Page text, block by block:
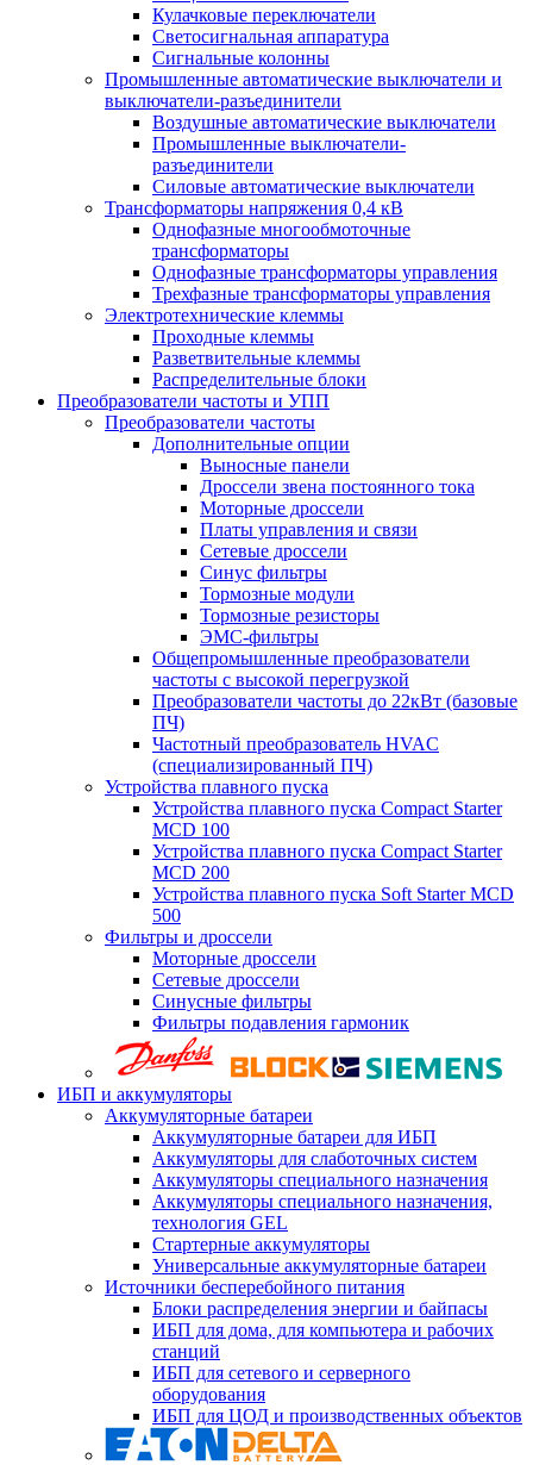
Кулачковые переключатели
Светосигнальная аппаратура
Сигнальные колонны
Промышленные автоматические выключатели и
выключатели-разъединители
Воздушные автоматические выключатели
Промышленные выключатели-
разъединители
Силовые автоматические выключатели
Трансформаторы напряжения 0,4 кВ
Однофазные многообмоточные
трансформаторы
Однофазные трансформаторы управления
Трехфазные трансформаторы управления
Электротехнические клеммы
Проходные клеммы
Разветвительные клеммы
Распределительные блоки
Преобразователи частоты и УПП
Преобразователи частоты
Дополнительные опции
Выносные панели
Дроссели звена постоянного тока
Моторные дроссели
Платы управления и связи
Сетевые дроссели
Синус фильтры
Тормозные модули
Тормозные резисторы
ЭМС-фильтры
Общепромышленные преобразователи
частоты с высокой перегрузкой
Преобразователи частоты до 22кВт (базовые
ПЧ)
Частотный преобразователь HVAC
(специализированный ПЧ)
Устройства плавного пуска
Устройства плавного пуска Compact Starter
MCD 100
Устройства плавного пуска Compact Starter
MCD 200
Устройства плавного пуска Soft Starter MCD
500
Фильтры и дроссели
Моторные дроссели
Сетевые дроссели
Синусные фильтры
Фильтры подавления гармоник
ИБП и аккумуляторы
Аккумуляторные батареи
Аккумуляторные батареи для ИБП
Аккумуляторы для слаботочных систем
Аккумуляторы специального назначения
Аккумуляторы специального назначения,
технология GEL
Стартерные аккумуляторы
Универсальные аккумуляторные батареи
Источники бесперебойного питания
Блоки распределения энергии и байпасы
ИБП для дома, для компьютера и рабочих
станций
ИБП для сетевого и серверного
оборудования
ИБП для ЦОД и производственных объектов